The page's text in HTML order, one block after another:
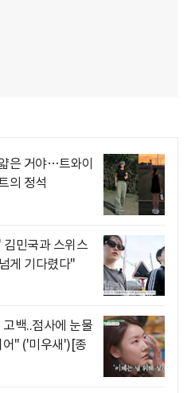
은 거야…트와이
의 정석
민국과 스위스
게 기다렸다"
백..점사에 눈물
어" ('미우새')[종